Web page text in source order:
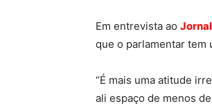
Em entrevista ao
que o parlamentar tem
“É mais uma atitude
ali espaço de menos